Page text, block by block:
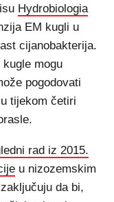
Hydrobiologia
EM kugli u
cijanobakterija.
mogu
pogodovati
tijekom četiri
rad iz 2015.
u nizozemskim
da bi,